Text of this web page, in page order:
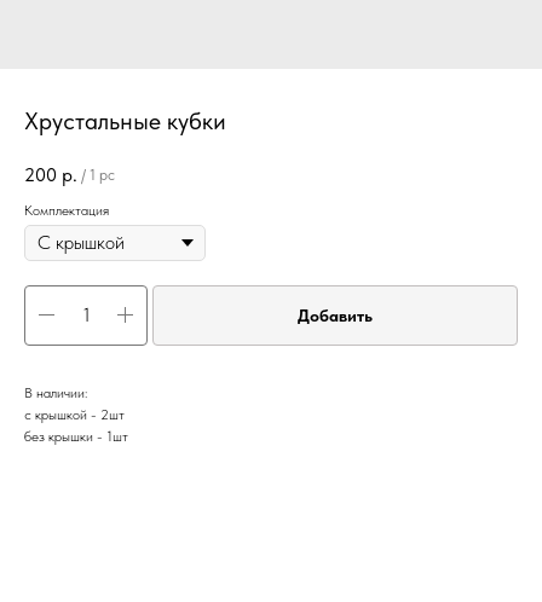
Хрустальные кубки
200 р. / 1 pc
Комплектация
Добавить
В наличии:
с крышкой - 2шт
без крышки - 1шт